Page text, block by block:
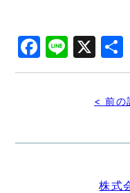
Line
X
< 前の
株式